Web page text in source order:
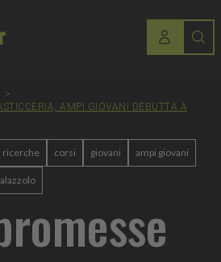
>
AMPI GIOVANI DEBUTTA A
ricerche corsi giovani ampi giovani